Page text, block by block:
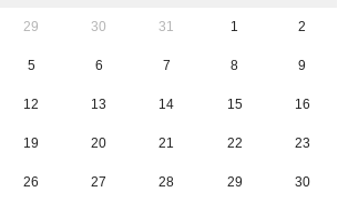
29 30 31 1 2
5 6 7 8 9
12 13 14 15 16
19 20 21 22 23
26 27 28 29 30